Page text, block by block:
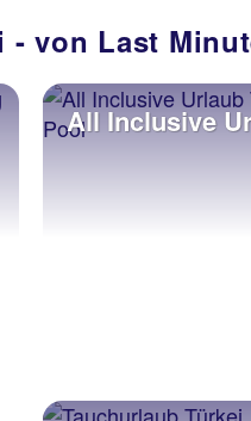
- von Last
All Inclusive